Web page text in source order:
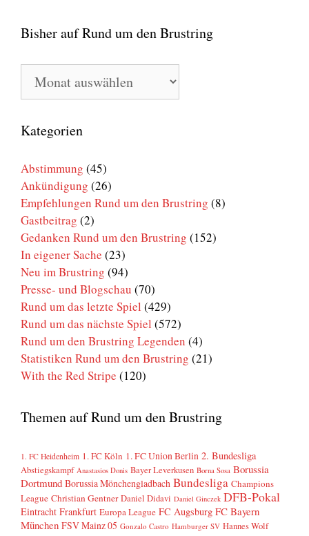
Bisher auf Rund um den Brustring
Bisher
auf
Rund
den
Brustring
Kategorien
Abstimmung (45)
Ankündigung (26)
Empfehlungen Rund um den Brustring (8)
Gastbeitrag (2)
Gedanken Rund um den Brustring (152)
In eigener Sache (23)
Neu im Brustring (94)
Presse- und Blogschau (70)
Rund um das letzte Spiel (429)
Rund um das nächste Spiel (572)
Rund um den Brustring Legenden (4)
Statistiken Rund um den Brustring (21)
With the Red Stripe (120)
Themen auf Rund um den Brustring
1. FC Heidenheim 1. FC Köln 1. FC Union Berlin 2. Bundesliga
Abstiegskampf Anastasios Donis Bayer Leverkusen Borna Sosa Borussia
Dortmund Borussia Mönchengladbach Bundesliga Champions
League Christian Gentner Daniel Didavi Daniel Ginczek DFB-Pokal
Eintracht Frankfurt Europa League FC Augsburg FC Bayern
München FSV Mainz 05 Gonzalo Castro Hamburger SV Hannes Wolf